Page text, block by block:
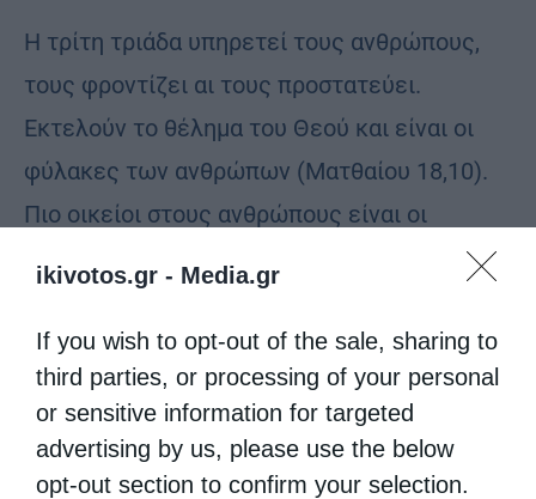
ikivotos.gr - Media.gr
If you wish to opt-out of the sale, sharing to
third parties, or processing of your personal
or sensitive information for targeted
advertising by us, please use the below
opt-out section to confirm your selection.
Η τρίτη τριάδα υπηρετεί τους ανθρώπους,
τους φροντίζει αι τους προστατεύει.
Εκτελούν το θέλημα του Θεού και είναι οι
φύλακες των ανθρώπων (Ματθαίου 18,10).
Πιο οικείοι στους ανθρώπους είναι οι
Αρχάγγελοι, οι οποίοι απεικονίζονται συχνά
τους από την Αγία Γραφή. Ο Αρχάγγελος
Μιχαήλ, είναι ο κορυφαίος, είναι αυτός που
νίκησε τον Εωσφόρο και τον έθεσε εκτός
Παραδείσου (Δανιήλ 10, 13-21).